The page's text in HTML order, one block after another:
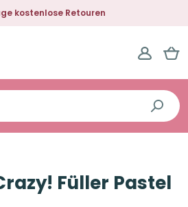
kostenlose Retouren
Füller Pastel